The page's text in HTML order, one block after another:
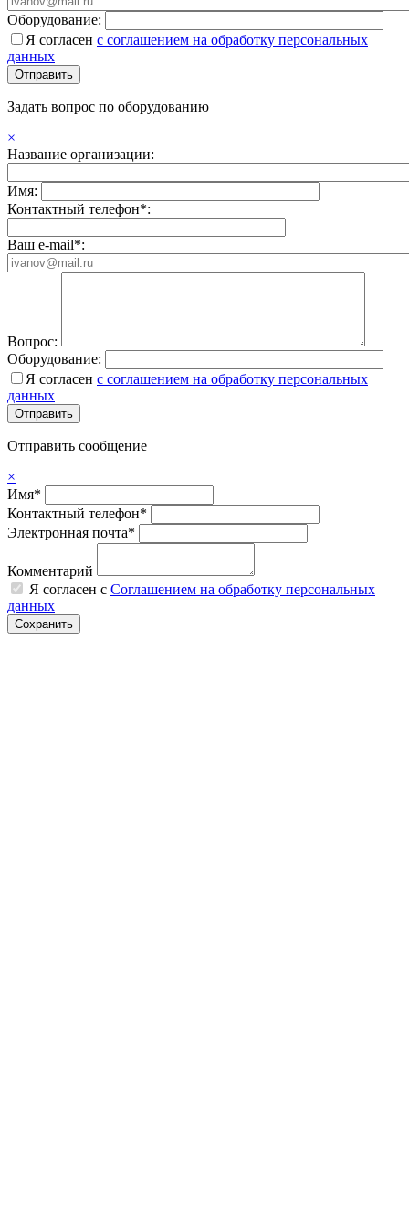
Оборудование:
Я согласен с соглашением на обработку персональных
данных
Задать вопрос по оборудованию
×
Название организации:
Имя:
Контактный телефон*:
Ваш e-mail*:
Вопрос:
Оборудование:
Я согласен с соглашением на обработку персональных
данных
Отправить сообщение
×
Имя*
Контактный телефон*
Электронная почта*
Комментарий
Я согласен с Соглашением на обработку персональных
данных